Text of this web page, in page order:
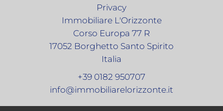
Privacy
Immobiliare L'Orizzonte
Corso Europa 77 R
17052 Borghetto Santo Spirito
Italia
+39 0182 950707
info@immobiliarelorizzonte.it